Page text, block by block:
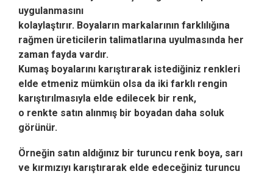
uygulanmasını
kolaylaştırır. Boyaların markalarının farklılığına
rağmen üreticilerin talimatlarına uyulmasında her
zaman fayda vardır.
Kumaş boyalarını karıştırarak istediğiniz renkleri
elde etmeniz mümkün olsa da iki farklı rengin
karıştırılmasıyla elde edilecek bir renk,
o renkte satın alınmış bir boyadan daha soluk
görünür.
Örneğin satın aldığınız bir turuncu renk boya, sarı
ve kırmızıyı karıştırarak elde edeceğiniz turuncu